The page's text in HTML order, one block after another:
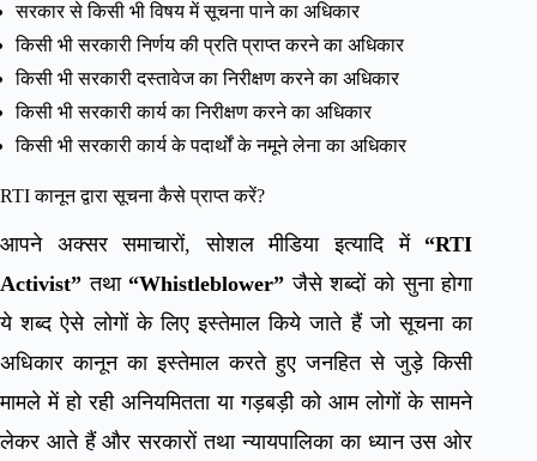
सरकार से किसी भी विषय में सूचना पाने का अधिकार
किसी भी सरकारी निर्णय की प्रति प्राप्त करने का अधिकार
किसी भी सरकारी दस्तावेज का निरीक्षण करने का अधिकार
किसी भी सरकारी कार्य का निरीक्षण करने का अधिकार
किसी भी सरकारी कार्य के पदार्थों के नमूने लेना का अधिकार
RTI कानून द्वारा सूचना कैसे प्राप्त करें?
आपने अक्सर समाचारों, सोशल मीडिया इत्यादि में “RTI
Activist” तथा “Whistleblower” जैसे शब्दों को सुना होगा
ये शब्द ऐसे लोगों के लिए इस्तेमाल किये जाते हैं जो सूचना का
अधिकार कानून का इस्तेमाल करते हुए जनहित से जुड़े किसी
मामले में हो रही अनियमितता या गड़बड़ी को आम लोगों के सामने
लेकर आते हैं और सरकारों तथा न्यायपालिका का ध्यान उस ओर